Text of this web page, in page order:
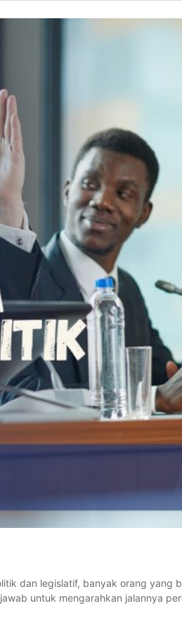
dan legislatif, banyak orang yang
untuk mengarahkan jalannya